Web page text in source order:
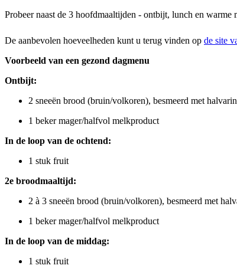
Probeer naast de 3 hoofdmaaltijden - ontbijt, lunch en
De aanbevolen hoeveelheden kunt u terug vinden op de site
Voorbeeld van een gezond dagmenu
Ontbijt:
2 sneeën brood (bruin/volkoren), besmeerd met
1 beker mager/halfvol melkproduct
In de loop van de ochtend:
1 stuk fruit
2e broodmaaltijd:
2 à 3 sneeën brood (bruin/volkoren), besmeerd met
1 beker mager/halfvol
In de loop van de middag:
1 stuk fruit